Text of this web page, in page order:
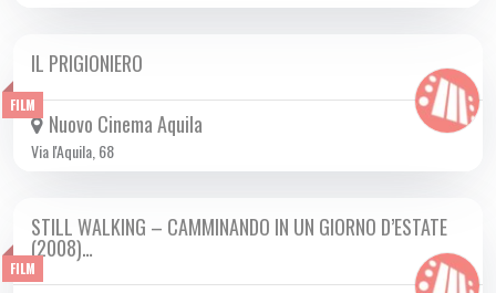
FILM
DA MER 10/06 A MER 17/06 2026
IL PRIGIONIERO
Nuovo Cinema Aquila
Via l'Aquila, 68
FILM
DA LUN 15/06 A LUN 22/06 2026
STILL WALKING – CAMMINANDO IN UN GIORNO D’ESTATE
(2008)…